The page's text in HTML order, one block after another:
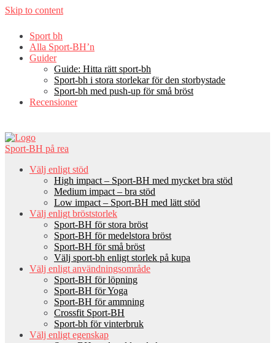
Skip to content
Sport bh
Alla Sport-BH’n
Guider
Guide: Hitta rätt sport-bh
Sport-bh i stora storlekar för den storbystade
Sport-bh med push-up för små bröst
Recensioner
Sport-BH på rea
Välj enligt stöd
High impact – Sport-BH med mycket bra stöd
Medium impact – bra stöd
Low impact – Sport-BH med lätt stöd
Välj enligt bröststorlek
Sport-BH för stora bröst
Sport-BH för medelstora bröst
Sport-BH för små bröst
Välj sport-bh enligt storlek på kupa
Välj enligt användningsområde
Sport-BH för löpning
Sport-BH för Yoga
Sport-BH för ammning
Crossfit Sport-BH
Sport-bh för vinterbruk
Välj enligt egenskap